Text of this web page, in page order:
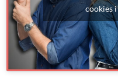
cookies i